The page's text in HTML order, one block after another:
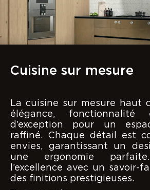
Cuisine sur mesure
La cuisine sur mesure haut
élégance, fonctionnalité
d’exception pour un
raffiné. Chaque détail est
envies, garantissant un
une ergonomie
l’excellence avec un savoir-
des finitions prestigieuses.